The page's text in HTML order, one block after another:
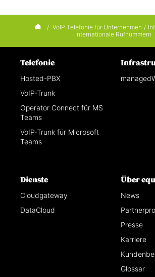
/ VoIP-Telefonie für Unternehmen /
Internationale Rufnummern
Telefonie
Hosted-PBX
VoIP-Trunk
Operator Connect für MS
Teams
VoIP-Trunk für Microsoft
Teams
Dienste
Cloudgateway
DataCloud
Über
News
Presse
Karriere
Glossar